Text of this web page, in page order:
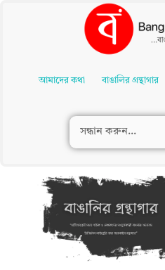
Contentআমাদের কথা বাঙালির গ্রন্থাগার